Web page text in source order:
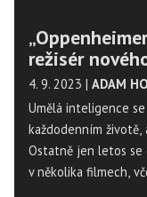
režisér
4. 9. 2023 | ADAM
Umělá inteligence
každodenním
Ostatně jen letos se
v několika filmech,